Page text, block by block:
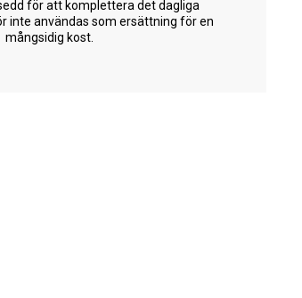
för att komplettera det dagliga
inte användas som ersättning för en
mångsidig kost.